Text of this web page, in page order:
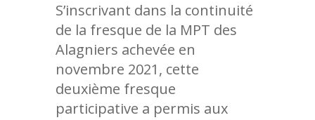
S’inscrivant dans la continuité
de la fresque de la MPT des
Alagniers achevée en
novembre 2021, cette
deuxième fresque
participative a permis aux